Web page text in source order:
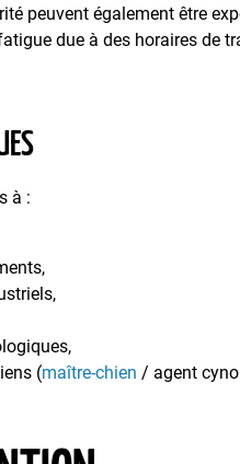
peuvent également être
due à des horaires de
à :
(maître-chien / agent